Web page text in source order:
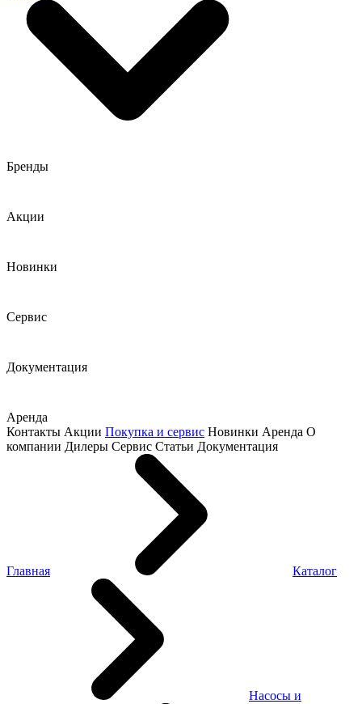
Бренды
Акции
Новинки
Сервис
Документация
Аренда
Контакты Акции Покупка и сервис Новинки Аренда О
компании Дилеры Сервис Статьи Документация
Главная Каталог
Насосы и